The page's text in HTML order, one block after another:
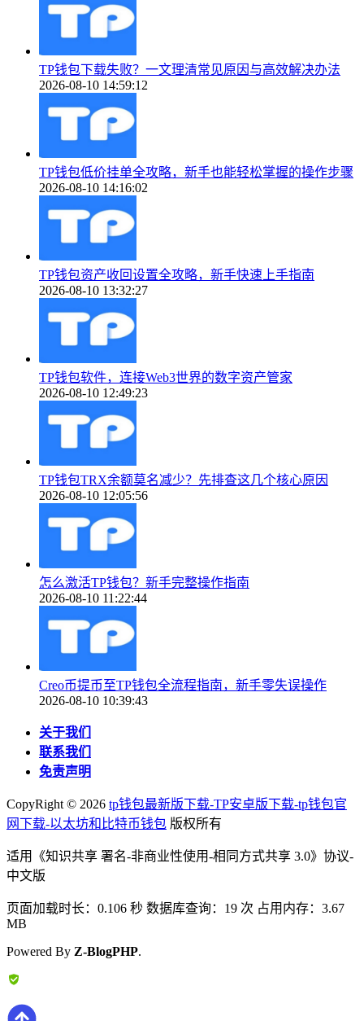
TP钱包下载失败？一文理清常见原因与高效解决办法
2026-08-10 14:59:12
TP钱包低价挂单全攻略，新手也能轻松掌握的操作步骤
2026-08-10 14:16:02
TP钱包资产收回设置全攻略，新手快速上手指南
2026-08-10 13:32:27
TP钱包软件，连接Web3世界的数字资产管家
2026-08-10 12:49:23
TP钱包TRX余额莫名减少？先排查这几个核心原因
2026-08-10 12:05:56
怎么激活TP钱包？新手完整操作指南
2026-08-10 11:22:44
Creo币提币至TP钱包全流程指南，新手零失误操作
2026-08-10 10:39:43
关于我们
联系我们
免责声明
CopyRight © 2026 tp钱包最新版下载-TP安卓版下载-tp钱包官
网下载-以太坊和比特币钱包 版权所有
适用《知识共享 署名-非商业性使用-相同方式共享 3.0》协议-
中文版
页面加载时长：0.106 秒 数据库查询：19 次 占用内存：3.67
MB
Powered By Z-BlogPHP.